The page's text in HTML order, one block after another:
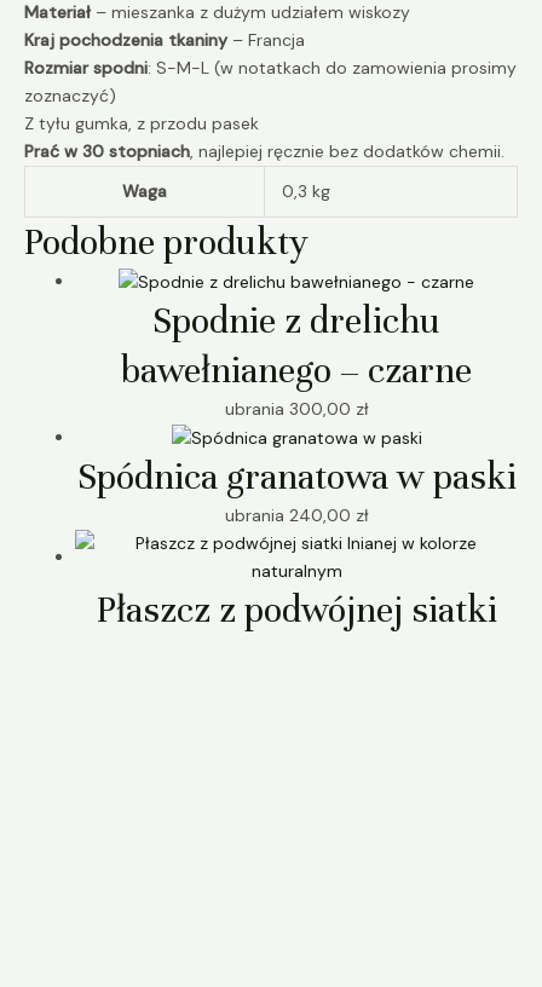
Materiał – mieszanka z dużym udziałem wiskozy
Kraj pochodzenia tkaniny– Francja
Rozmiar spodni: S-M-L (w notatkach do zamowienia prosimy
zoznaczyć)
Z tyłu gumka, z przodu pasek
Prać w 30 stopniach, najlepiej ręcznie bez dodatków chemii.
Waga
0,3 kg
Podobne produkty
Spodnie z drelichu
bawełnianego – czarne
ubrania 300,00 zł
Spódnica granatowa w paski
ubrania 240,00 zł
Płaszcz z podwójnej siatki